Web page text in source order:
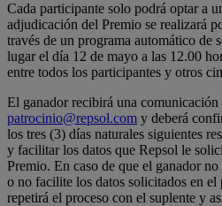
Cada participante solo podrá optar a
adjudicación del Premio se realizará
través de un programa automático de
lugar el día 12 de mayo a las 12.00
entre todos los participantes y otros
El ganador recibirá una comunicación
patrocinio@repsol.com y deberá
los tres (3) días naturales siguientes
y facilitar los datos que Repsol le
Premio. En caso de que el ganador
o no facilite los datos solicitados en el
repetirá el proceso con el suplente y